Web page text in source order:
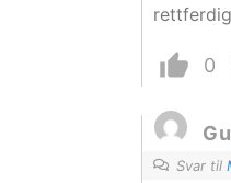
0
Svar til